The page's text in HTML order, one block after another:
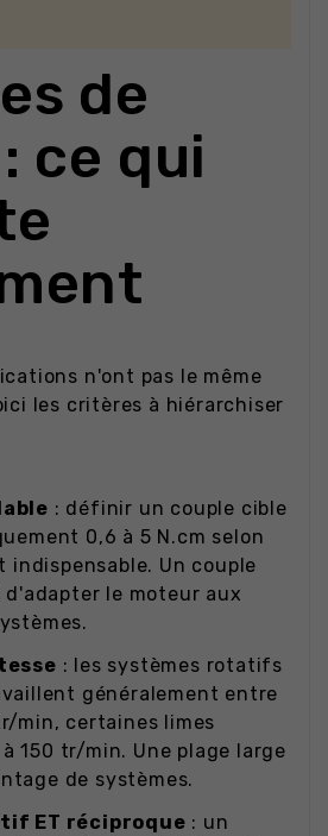
de
ce qui
n'ont pas le même
les critères à hiérarchiser
: définir un couple cible
0,6 à 5 N.cm selon
indispensable. Un couple
le moteur aux
: les systèmes rotatifs
généralement entre
min, certaines limes
150 tr/min. Une plage large
de systèmes.
ET réciproque : un